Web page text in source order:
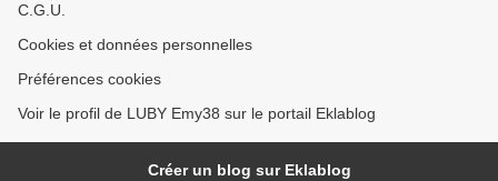
C.G.U.
Cookies et données personnelles
Préférences cookies
Voir le profil de LUBY Emy38 sur le portail Eklablog
Créer un blog sur Eklablog